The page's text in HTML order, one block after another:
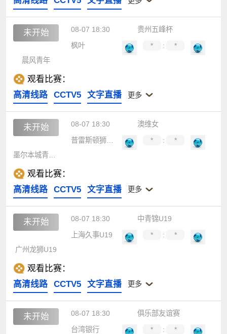
未开始 08-07 18:30
贵州五峰杯
枫叶
* :
*
晨风青年
观看比赛：
高清线路
CCTV5 文字直播 更多
未开始 08-07 18:30
澳维女
普雷斯顿狮队女足
* :
*
观看比赛：
高清线路
CCTV5 文字直播 更多
未开始 08-07 18:30
中青锦U19
上海久事U19
* :
*
广州龙狮U19
观看比赛：
高清线路
CCTV5 文字直播 更多
未开始 08-07 18:30
俱乐部友谊赛
台湾银行
* :
*